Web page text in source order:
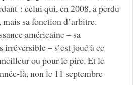
: celui qui, en 2008, a perdu
sa fonction d’arbitre.
américaine – sa
– s’est joué à ce
ou pour le pire. Et le
là, non le 11 septembre